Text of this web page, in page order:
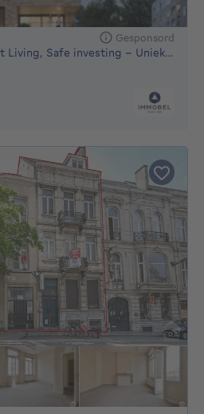
Gesponsord
The Commodore: Smart Living, Safe investing - Unieke nie...